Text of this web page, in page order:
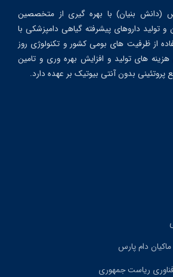
بنیان) با بهره گیری از متخصصین
داروهای پیشرفته گیاهی دامپزشکی با
از ظرفیت های بومی کشور و تکنولوژی روز
های تولید و افزایش بهره وری و تامین
بدون آنتی بیوتیک بر عهده دارد.
دام پارس
ریاست جمهوری